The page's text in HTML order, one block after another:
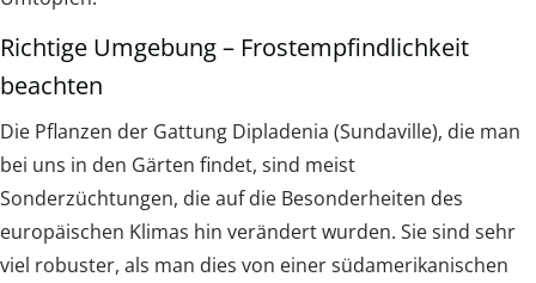
Richtige Umgebung – Frostempfindlichkeit
beachten
Die Pflanzen der Gattung Dipladenia (Sundaville), die man
bei uns in den Gärten findet, sind meist
Sonderzüchtungen, die auf die Besonderheiten des
europäischen Klimas hin verändert wurden. Sie sind sehr
viel robuster, als man dies von einer südamerikanischen